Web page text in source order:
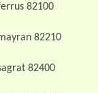
82100
82210
82400